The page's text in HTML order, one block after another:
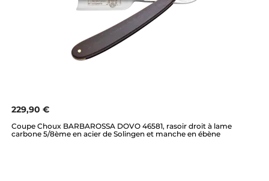
229,90 €
Coupe Choux BARBAROSSA DOVO 46581, rasoir droit à lame
carbone 5/8ème en acier de Solingen et manche en ébène